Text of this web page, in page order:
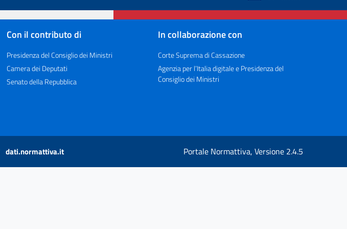
Con il contributo di
Presidenza del Consiglio dei Ministri
Camera dei Deputati
Senato della Repubblica
In collaborazione con
Corte Suprema di Cassazione
Agenzia per l’Italia digitale e Presidenza del
Consiglio dei Ministri
dati.normattiva.it Portale Normattiva, Versione 2.4.5